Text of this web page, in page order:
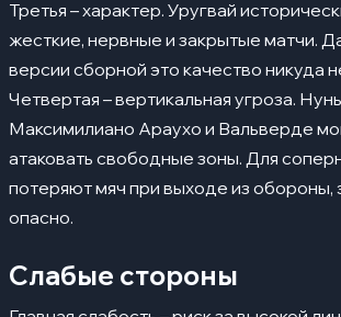
Третья – характер. Уругвай
жесткие, нервные и закрытые матчи.
версии сборной это качество никуда
Четвертая – вертикальная угроза.
Максимилиано Араухо и Вальверде
атаковать свободные зоны. Для
потеряют мяч при выходе из обороны,
опасно.
Слабые стороны